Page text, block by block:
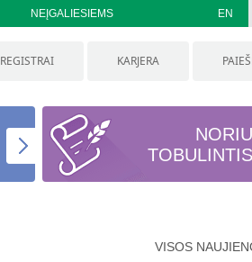
NEĮGALIESIEMS EN
REGISTRAI KARJERA
NORIU
TOBULINTIS
VISOS